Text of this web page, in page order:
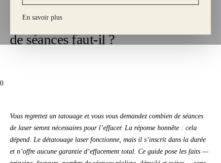
En savoir plus
ACCUEIL
· GUIDES
Détatouage laser : combien
de séances faut-il ?
0
Vous regrettez un tatouage et vous vous demandez combien de séances
de laser seront nécessaires pour l’effacer. La réponse honnête : cela
dépend. Le détatouage laser fonctionne, mais il s’inscrit dans la durée
et n’offre aucune garantie d’effacement total. Ce guide pose les faits —